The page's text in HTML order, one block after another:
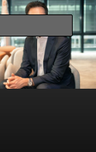
et analyses par Carlo